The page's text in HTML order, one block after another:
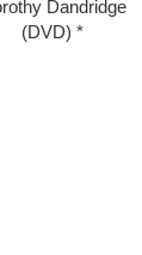
Dandridge
(DVD)